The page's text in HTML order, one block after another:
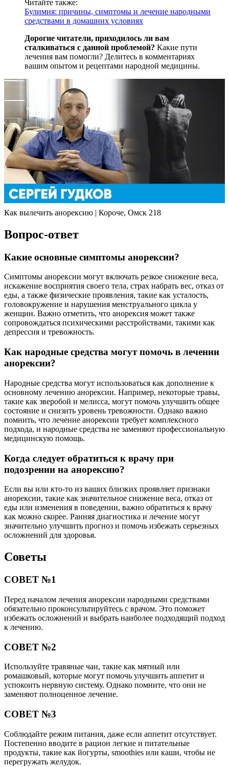
Читайте также:
Булимия: причины, симптомы и лечение народными
средствами в домашних условиях
Дорогие читатели, приходилось ли вам
сталкиваться с данной проблемой? Какие пути
лечения вам помогли? Делитесь в комментариях
вашим опытом и рецептами народной медицины.
Как вылечить анорексию | Короче, Омск 218
Вопрос-ответ
Какие основные симптомы анорексии?
Симптомы анорексии могут включать резкое снижение веса,
искажение восприятия своего тела, страх набрать вес, отказ от
еды, а также физические проявления, такие как усталость,
головокружение и нарушения менструального цикла у
женщин. Важно отметить, что анорексия может также
сопровождаться психическими расстройствами, такими как
депрессия и тревожность.
Как народные средства могут помочь в лечении
анорексии?
Народные средства могут использоваться как дополнение к
основному лечению анорексии. Например, некоторые травы,
такие как зверобой и мелисса, могут помочь улучшить общее
состояние и снизить уровень тревожности. Однако важно
помнить, что лечение анорексии требует комплексного
подхода, и народные средства не заменяют профессиональную
медицинскую помощь.
Когда следует обратиться к врачу при
подозрении на анорексию?
Если вы или кто-то из ваших близких проявляет признаки
анорексии, такие как значительное снижение веса, отказ от
еды или изменения в поведении, важно обратиться к врачу
как можно скорее. Ранняя диагностика и лечение могут
значительно улучшить прогноз и помочь избежать серьезных
осложнений для здоровья.
Советы
СОВЕТ №1
Перед началом лечения анорексии народными средствами
обязательно проконсультируйтесь с врачом. Это поможет
избежать осложнений и выбрать наиболее подходящий подход
к лечению.
СОВЕТ №2
Используйте травяные чаи, такие как мятный или
ромашковый, которые могут помочь улучшить аппетит и
успокоить нервную систему. Однако помните, что они не
заменяют полноценное лечение.
СОВЕТ №3
Соблюдайте режим питания, даже если аппетит отсутствует.
Постепенно вводите в рацион легкие и питательные
продукты, такие как йогурты, smoothies или каши, чтобы не
перегружать желудок.